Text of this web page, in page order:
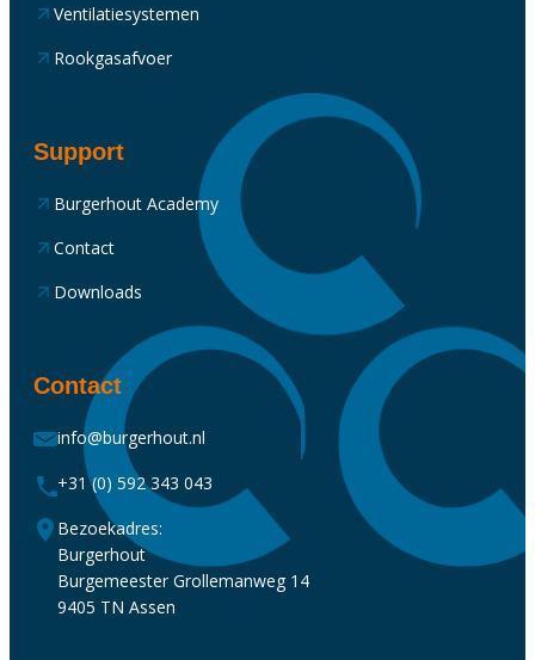
Ventilatiesystemen
Rookgasafvoer
Support
Burgerhout Academy
Contact
Downloads
Contact
info@burgerhout.nl
+31 (0) 592 343 043
Bezoekadres:
Burgerhout
Burgemeester Grollemanweg 14
9405 TN Assen